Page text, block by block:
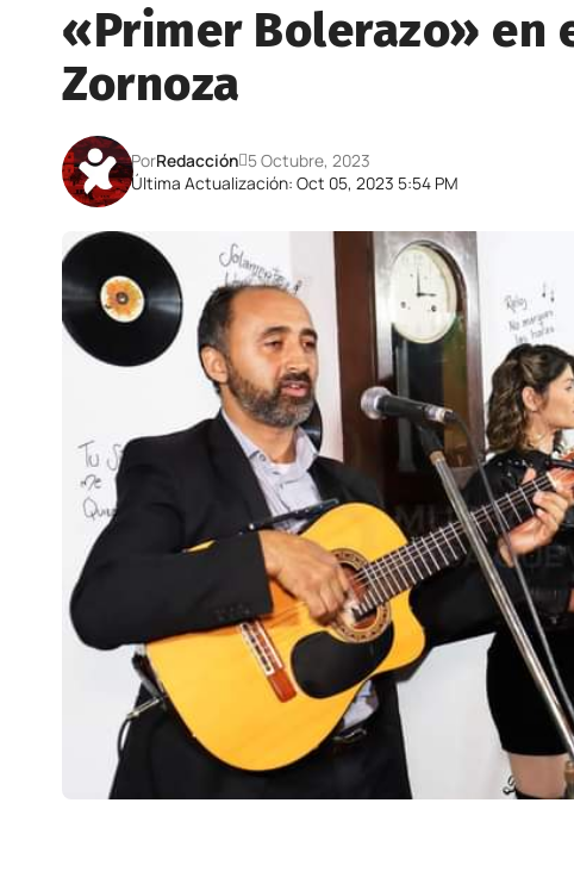
«Primer Bolerazo» en
Zornoza
Última Actualización: Oct 05, 2023 5:54 PM
PorRedacción 5 Octubre, 2023